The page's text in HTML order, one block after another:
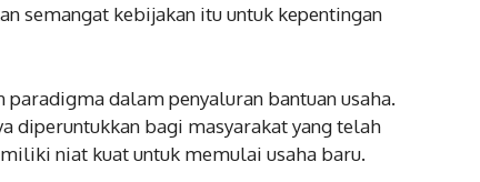
semangat kebijakan itu untuk kepentingan
dalam penyaluran bantuan usaha.
diperuntukkan bagi masyarakat yang telah
niat kuat untuk memulai usaha baru.